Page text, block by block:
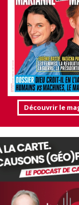
Découvrir le